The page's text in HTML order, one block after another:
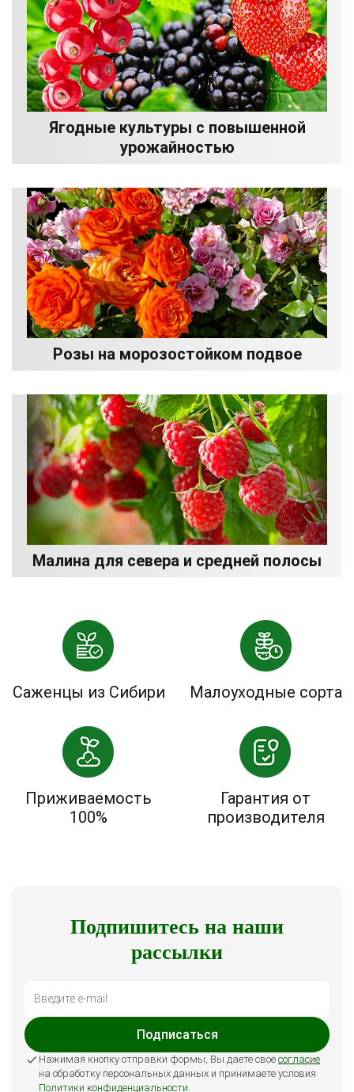
Ягодные культуры с повышенной
урожайностью
Розы на морозостойком подвое
Малина для севера и средней полосы
Саженцы из Сибири Малоуходные сорта
Приживаемость
100%
Гарантия от
производителя
Подпишитесь на наши
рассылки
Подписаться
Нажимая кнопку отправки формы, Вы даете свое согласие
на обработку персональных данных и принимаете условия
Политики конфиденциальности.